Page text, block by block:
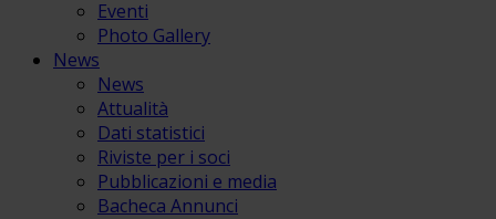
Eventi
Photo Gallery
News
News
Attualità
Dati statistici
Riviste per i soci
Pubblicazioni e media
Bacheca Annunci